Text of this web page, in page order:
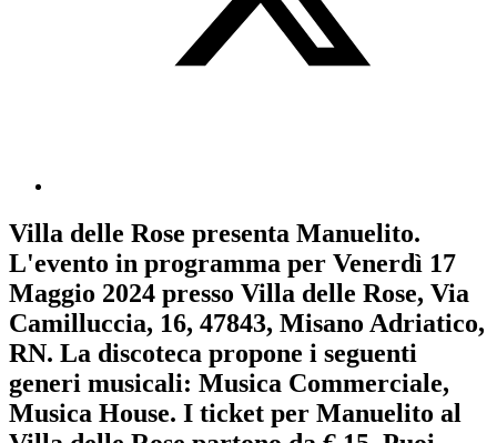
Villa delle Rose presenta Manuelito.
L'evento in programma per Venerdì 17
Maggio 2024 presso Villa delle Rose, Via
Camilluccia, 16, 47843, Misano Adriatico,
RN. La discoteca propone i seguenti
generi musicali: Musica Commerciale,
Musica House. I ticket per Manuelito al